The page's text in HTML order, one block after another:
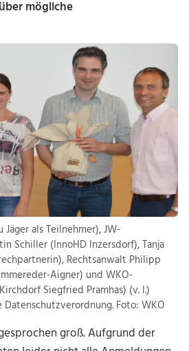
mögliche
als Teilnehmer), JW-
Schiller (InnoHD Inzersdorf), Tanja
Rechtsanwalt Philipp
Aigner) und WKO-
Siegfried Pramhas) (v. l.)
Foto: WKO
groß. Aufgrund der